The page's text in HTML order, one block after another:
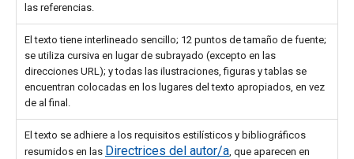
las referencias.
El texto tiene interlineado sencillo; 12 puntos de tamaño de fuente;
se utiliza cursiva en lugar de subrayado (excepto en las
direcciones URL); y todas las ilustraciones, figuras y tablas se
encuentran colocadas en los lugares del texto apropiados, en vez
de al final.
El texto se adhiere a los requisitos estilísticos y bibliográficos
resumidos en las Directrices del autor/a , que aparecen en